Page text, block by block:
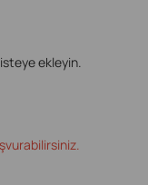
ekleyin.